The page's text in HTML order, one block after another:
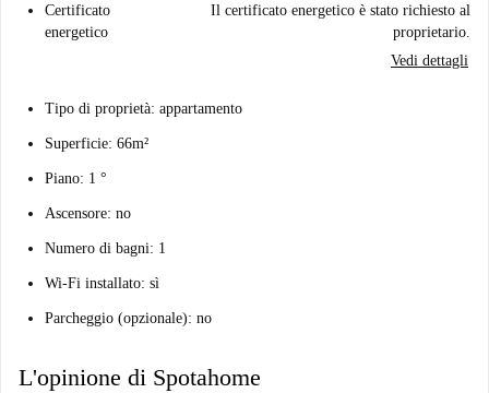
Certificato
energetico
Il certificato energetico è stato richiesto al
proprietario.
Vedi dettagli
Tipo di proprietà: appartamento
Superficie: 66m²
Piano: 1 °
Ascensore: no
Numero di bagni: 1
Wi-Fi installato: sì
Parcheggio (opzionale): no
L'opinione di Spotahome